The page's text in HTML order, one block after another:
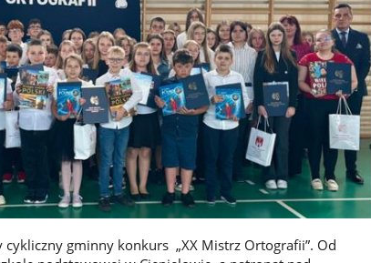
cykliczny gminny konkurs „XX Mistrz Ortografii”. Od